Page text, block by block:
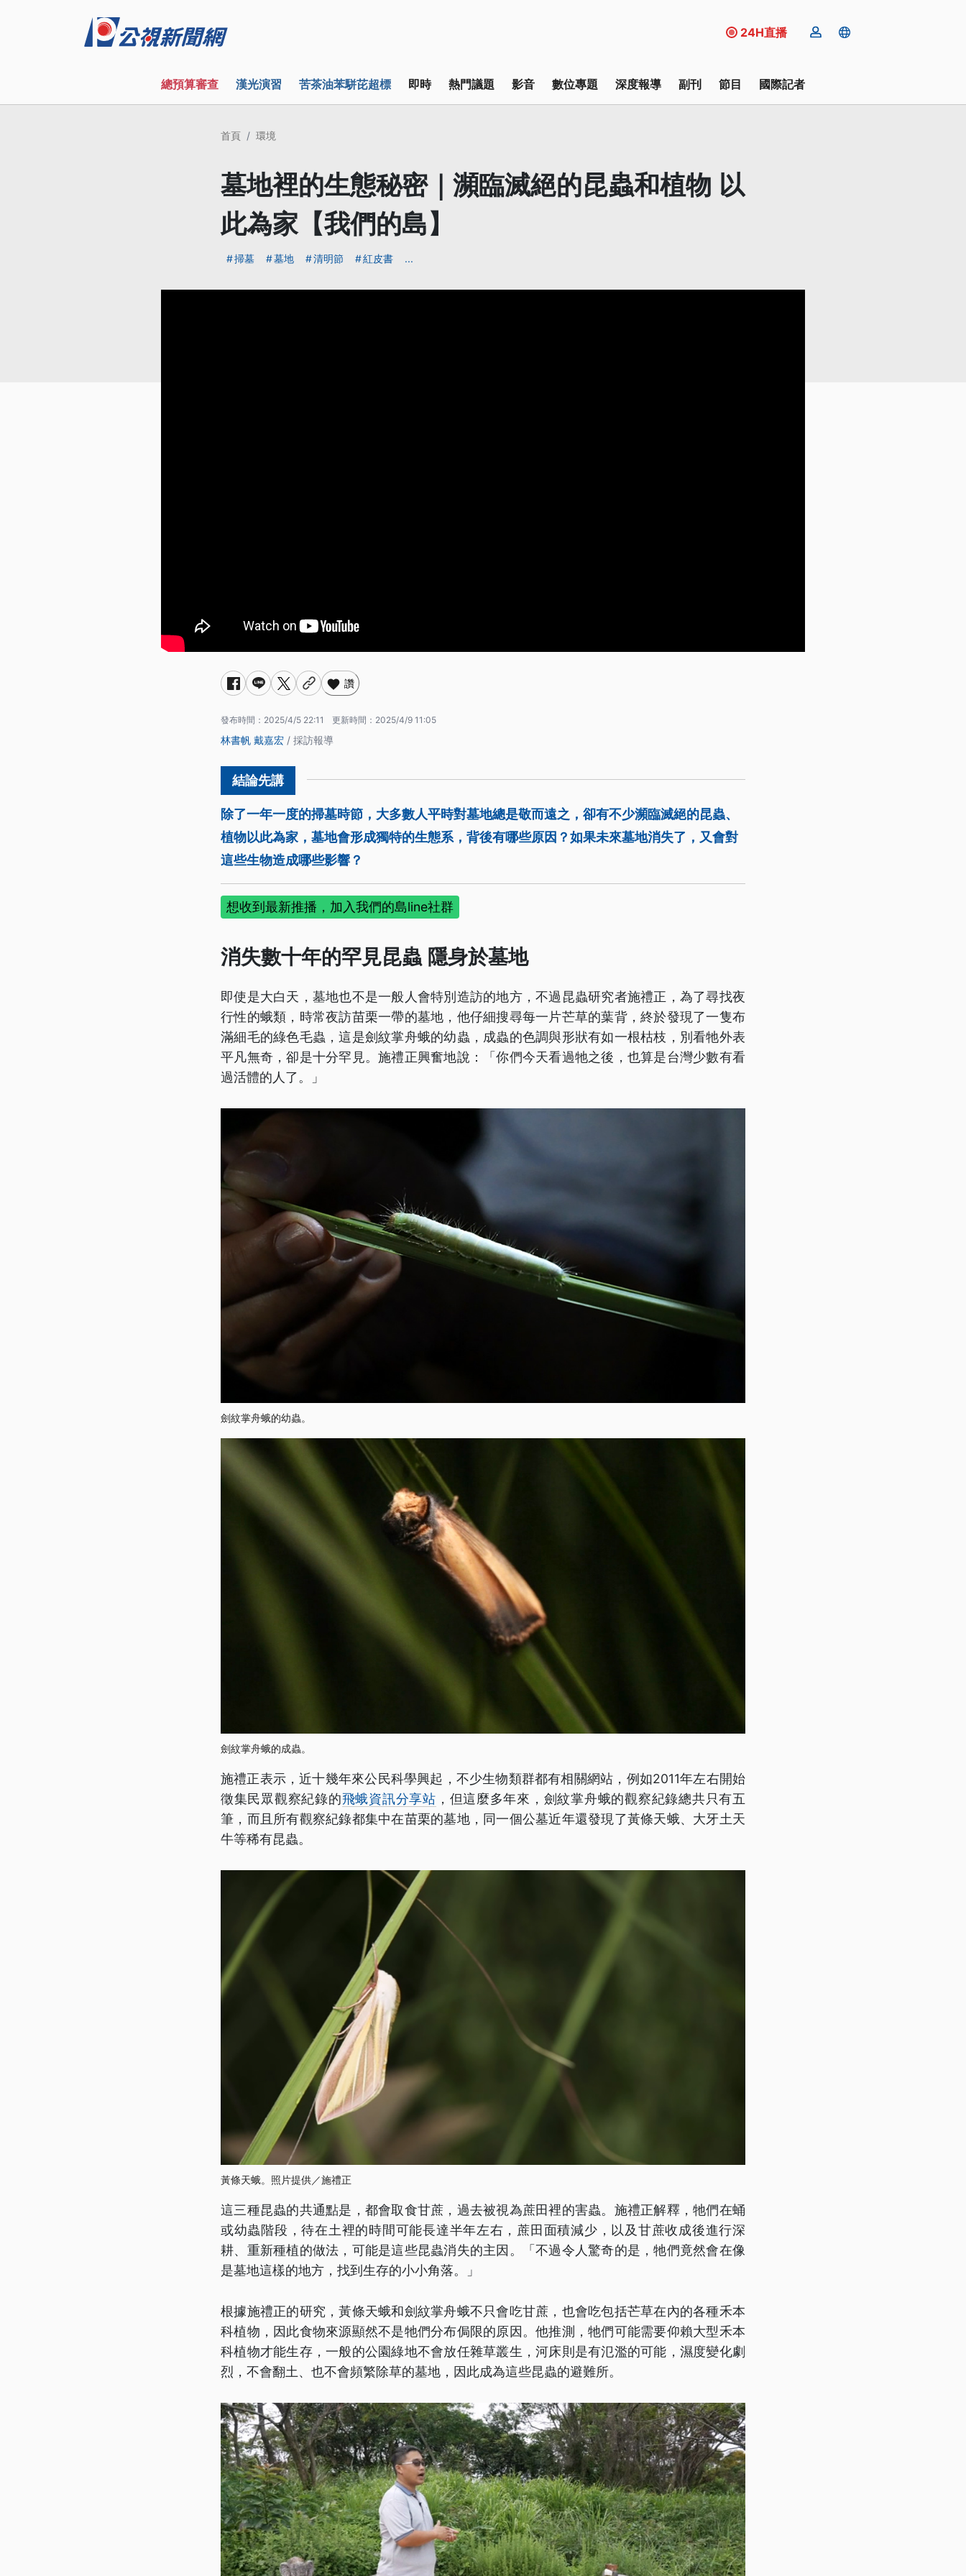
24H直播
總預算審查 漢光演習 苦茶油苯駢芘超標 即時 熱門議題 影音 數位專題 深度報導 副刊 節目 國際記者
首頁 環境
墓地裡的生態秘密｜瀕臨滅絕的昆蟲和植物 以
此為家【我們的島】
掃墓 墓地 清明節 紅皮書 ...
讚
發布時間： 2025/4/5 22:11 更新時間： 2025/4/9 11:05
林書帆 戴嘉宏 / 採訪報導
除了一年一度的掃墓時節，大多數人平時對墓地總是敬而遠之，卻有不少瀕臨滅絕的昆蟲、
植物以此為家，墓地會形成獨特的生態系，背後有哪些原因？如果未來墓地消失了，又會對
這些生物造成哪些影響？
想收到最新推播，加入我們的島line社群
消失數十年的罕見昆蟲 隱身於墓地
即使是大白天，墓地也不是一般人會特別造訪的地方，不過昆蟲研究者施禮正，為了尋找夜
行性的蛾類，時常夜訪苗栗一帶的墓地，他仔細搜尋每一片芒草的葉背，終於發現了一隻布
滿細毛的綠色毛蟲，這是劍紋掌舟蛾的幼蟲，成蟲的色調與形狀有如一根枯枝，別看牠外表
平凡無奇，卻是十分罕見。施禮正興奮地說：「你們今天看過牠之後，也算是台灣少數有看
過活體的人了。」
劍紋掌舟蛾的幼蟲。
劍紋掌舟蛾的成蟲。
施禮正表示，近十幾年來公民科學興起，不少生物類群都有相關網站，例如2011年左右開始
徵集民眾觀察紀錄的飛蛾資訊分享站 ，但這麼多年來，劍紋掌舟蛾的觀察紀錄總共只有五
筆，而且所有觀察紀錄都集中在苗栗的墓地，同一個公墓近年還發現了黃條天蛾、大牙土天
牛等稀有昆蟲。
黃條天蛾。照片提供／施禮正
這三種昆蟲的共通點是，都會取食甘蔗，過去被視為蔗田裡的害蟲。施禮正解釋，牠們在蛹
或幼蟲階段，待在土裡的時間可能長達半年左右，蔗田面積減少，以及甘蔗收成後進行深
耕、重新種植的做法，可能是這些昆蟲消失的主因。「不過令人驚奇的是，牠們竟然會在像
是墓地這樣的地方，找到生存的小小角落。」
根據施禮正的研究，黃條天蛾和劍紋掌舟蛾不只會吃甘蔗，也會吃包括芒草在內的各種禾本
科植物，因此食物來源顯然不是牠們分布侷限的原因。他推測，牠們可能需要仰賴大型禾本
科植物才能生存，一般的公園綠地不會放任雜草叢生，河床則是有氾濫的可能，濕度變化劇
烈，不會翻土、也不會頻繁除草的墓地，因此成為這些昆蟲的避難所。